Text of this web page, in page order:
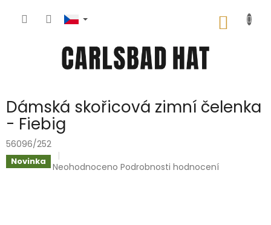
Dámská skořicová zimní čelenka
- Fiebig
56096/252
Novinka
Průměrné
Neohodnoceno Podrobnosti hodnocení